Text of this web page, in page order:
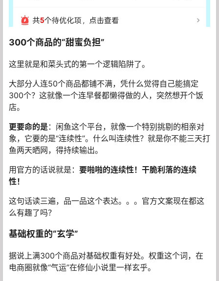
300个商品的“甜蜜负担”
这里就是和菜头式的第一个逻辑陷阱了。
大部分人连50个商品都铺不满，凭什么觉得自己能搞定
300个？这就像一个连早餐都懒得做的人，突然想开个饭
店。
更要命的是：闲鱼这个平台，就像一个特别挑剔的相亲对
象，它要的是“连续性”。什么叫连续性？就是你不能三天打
鱼两天晒网，得持续输出。
用官方的话说就是： 要啪啪的连续性！干脆利落的连续
性！
这句话读三遍，品一品这个表达。。。官方文案现在都这
么有趣了吗？
基础权重的“玄学”
据说上满300个商品对基础权重有好处。权重这个词，在
电商圈就像“气运”在修仙小说里一样玄乎。